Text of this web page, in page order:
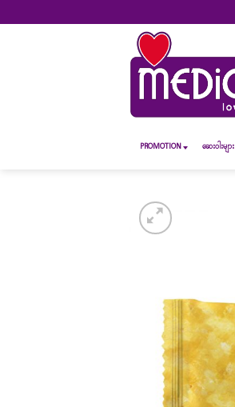
to
PROMOTION ဆေး၀ါးများ